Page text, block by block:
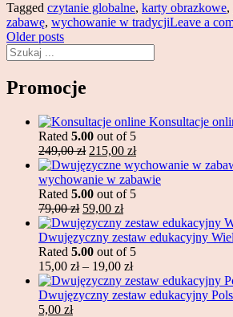
Tagged czytanie globalne, karty obrazkowe,
zabawę, wychowanie w tradycjiLeave a
Posts
navigation
Older posts
Search
Promocje
Konsultacje
Rated 5.00 out of 5
249,00zł Original
price
was:
249,00 zł.
215,00 złCurrent
price
is:
215,00 zł.
wychowanie w zabawie
Rated 5.00 out of 5
79,00zł Original
price
was:
79,00 zł.
59,00 złCurrent
price
is:
59,00 zł.
Dwujęzyczny zestaw edukacyjny
Rated 5.00 out of 5
15,00 zł – 19,00 złPrice
range:
15,00 zł
Dwujęzyczny zestaw edukacyjny
Original
5,00 złCurrent